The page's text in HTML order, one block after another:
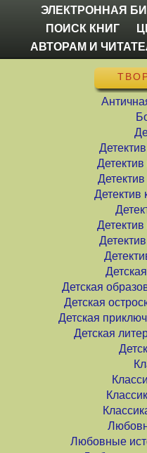
ЭЛЕКТРОННАЯ
ПОИСК КНИГ
АВТОРАМ И
Детектив
Детектив
Детская
Детская
Детская
Детская
Любовные